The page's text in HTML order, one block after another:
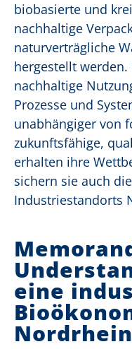
biobasierte und
nachhaltige
naturverträgliche
hergestellt
nachhaltige
Prozesse und
unabhängiger von
zukunftsfähige,
erhalten ihre
sichern sie auch
Industriestandorts
eine